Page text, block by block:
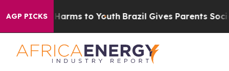
AGP PICKS
to Abate Harms to Youth Brazil Gives Parents Social